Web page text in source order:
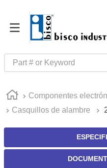
Part # or Keyword
Componentes
Casquillos de alambre